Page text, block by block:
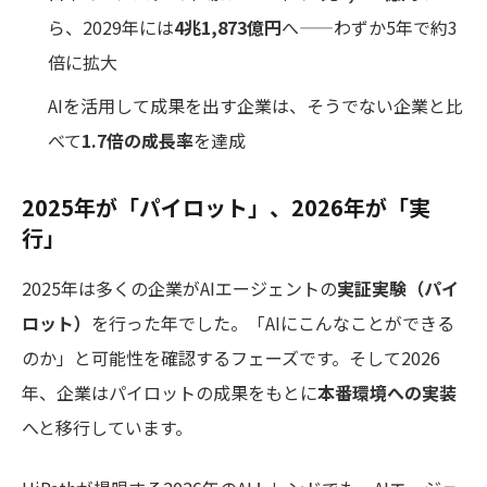
ら、2029年には4兆1,873億円へ——わずか5年で約3
倍に拡大
AIを活用して成果を出す企業は、そうでない企業と比
べて1.7倍の成長率を達成
2025年が「パイロット」、2026年が「実
行」
2025年は多くの企業がAIエージェントの実証実験（パイ
ロット） を行った年でした。「AIにこんなことができる
のか」と可能性を確認するフェーズです。そして2026
年、企業はパイロットの成果をもとに本番環境への実装
へと移行しています。